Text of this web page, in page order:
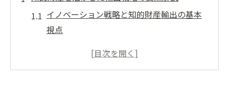
イノベーション戦略と知的財産輸出の基本
視点
知的財産を守るための海外輸出対策の実践